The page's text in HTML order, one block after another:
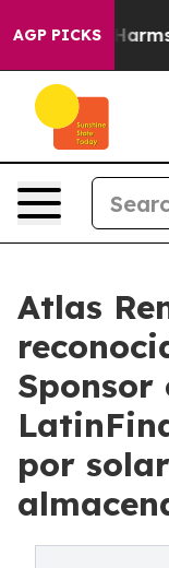
AGP PICKSHarms to
Atlas
Sponsor
por